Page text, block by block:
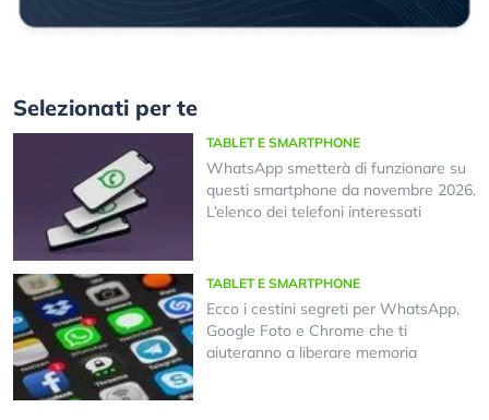
Selezionati per te
TABLET E SMARTPHONE
WhatsApp smetterà di funzionare su
questi smartphone da novembre 2026.
L’elenco dei telefoni interessati
TABLET E SMARTPHONE
Ecco i cestini segreti per WhatsApp,
Google Foto e Chrome che ti
aiuteranno a liberare memoria